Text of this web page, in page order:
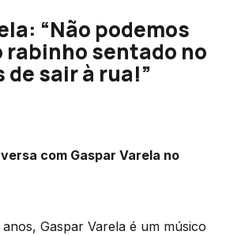
“Não podemos
rabinho sentado no
sair à rua!”
com Gaspar Varela no
Gaspar Varela é um músico